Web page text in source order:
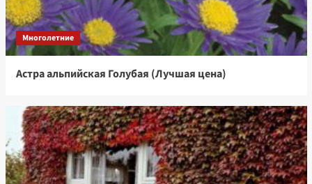
Многолетние
Астра альпийская Голубая (Лучшая цена)